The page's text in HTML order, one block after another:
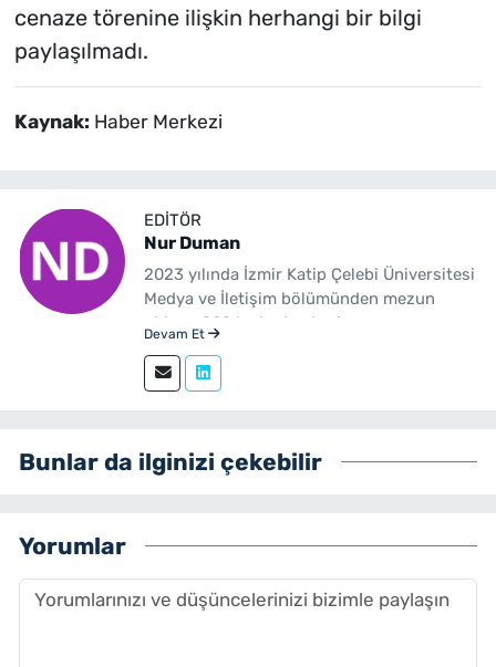
cenaze törenine ilişkin herhangi bir bilgi
paylaşılmadı.
Kaynak: Haber Merkezi
EDITÖR
Nur Duman
2023 yılında İzmir Katip Çelebi Üniversitesi
Medya ve İletişim bölümünden mezun
oldum. 2024 yılından beri
olarak çalışmaktayım.
Devam Et
Bunlar da ilginizi çekebilir
Yorumlar